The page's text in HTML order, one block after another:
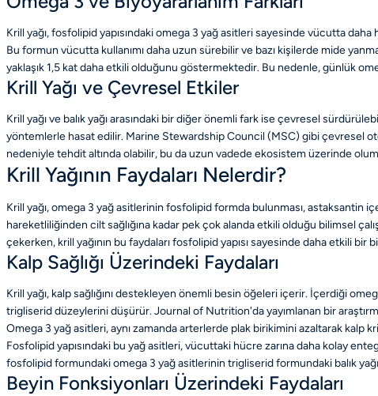
Krill yağı, fosfolipid yapısındaki omega 3 yağ asitleri sayesinde vücutta
Bu formun vücutta kullanımı daha uzun sürebilir ve bazı kişilerde mide
yaklaşık 1,5 kat daha etkili olduğunu göstermektedir. Bu nedenle, günlük
Krill Yağı ve Çevresel Etkiler
Krill yağı ve balık yağı arasındaki bir diğer önemli fark ise çevresel
yöntemlerle hasat edilir. Marine Stewardship Council (MSC) gibi çevresel
nedeniyle tehdit altında olabilir, bu da uzun vadede ekosistem üzerinde
Krill Yağının Faydaları Nelerdir?
Krill yağı, omega 3 yağ asitlerinin fosfolipid formda bulunması, astaksantin
hareketliliğinden cilt sağlığına kadar pek çok alanda etkili olduğu bilimsel
çekerken, krill yağının bu faydaları fosfolipid yapısı sayesinde daha etkili
Kalp Sağlığı Üzerindeki Faydaları
Krill yağı, kalp sağlığını destekleyen önemli besin öğeleri içerir. İçerdiği
trigliserid düzeylerini düşürür. Journal of Nutrition'da yayımlanan bir
Omega 3 yağ asitleri, aynı zamanda arterlerde plak birikimini azaltarak kalp
Fosfolipid yapısındaki bu yağ asitleri, vücuttaki hücre zarına daha kolay
fosfolipid formundaki omega 3 yağ asitlerinin trigliserid formundaki balık
Beyin Fonksiyonları Üzerindeki Faydaları